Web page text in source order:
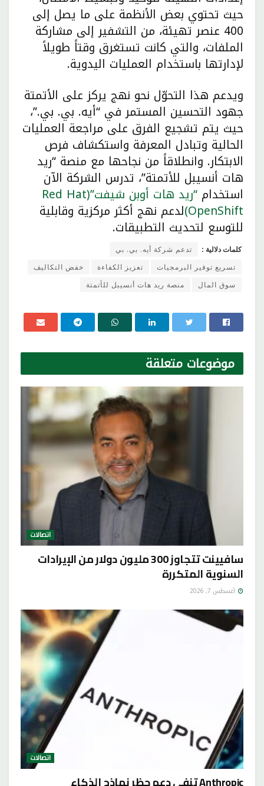
حيث تحتوي بعض الأنظمة على ما يصل إلى
400 عنصر تهيئة، من التشفير إلى مشاركة
الملفات، والتي كانت تستغرق وقتاً طويلاً
لإدارتها باستخدام العمليات اليدوية.
ويدعم هذا التحوّل نحو نهج يركز على الأتمتة
جهود التحسين المستمر في “أيه. بي. بي.”،
حيث يتم تشجيع الفرق على مراجعة العمليات
الحالية وتبادل المعرفة واستكشاف فرص
الابتكار. وانطلاقاً من نجاحها مع منصة “ريد
هات أنسيبل للأتمتة”، تدرس الشركة الآن
استخدام “ريد هات أوبن شيفت”(Red Hat
OpenShift) لدعم نهج أكثر مركزية وقابلية
للتوسع لتحديث التطبيقات.
كلمات دلالية :
تدعم شركة أيه. بي. بي
تسريع توفير البرمجيات
تعزيز الكفاءة
خفض التكاليف
سوق المال
منصة ريد هات أنسيبل للأتمتة
موضوعات متعلقة
اتصالات
سافيينت تتجاوز 300 مليون دولار من الإيرادات
السنوية المتكررة
أغسطس 7, 2026
اتصالات